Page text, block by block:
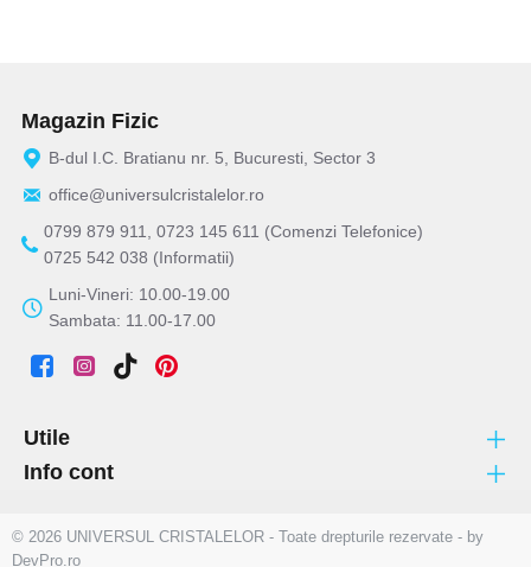
Magazin Fizic
B-dul I.C. Bratianu nr. 5, Bucuresti, Sector 3
office@universulcristalelor.ro
0799 879 911, 0723 145 611 (Comenzi Telefonice)
0725 542 038 (Informatii)
Luni-Vineri: 10.00-19.00
Sambata: 11.00-17.00
Utile
Info cont
© 2026 UNIVERSUL CRISTALELOR - Toate drepturile rezervate - by
DevPro.ro